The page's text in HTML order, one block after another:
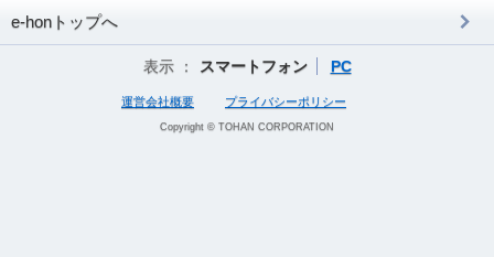
e-honトップへ
表示 ： スマートフォン PC
運営会社概要 プライバシーポリシー
Copyright © TOHAN CORPORATION